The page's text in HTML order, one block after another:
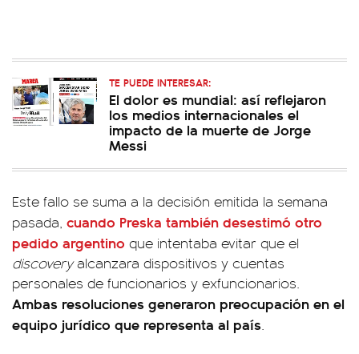
TE PUEDE INTERESAR:
El dolor es mundial: así reflejaron
los medios internacionales el
impacto de la muerte de Jorge
Messi
Este fallo se suma a la decisión emitida la semana
pasada, cuando Preska también desestimó otro
pedido argentino que intentaba evitar que el
discoveryalcanzara dispositivos y cuentas
personales de funcionarios y exfuncionarios.
Ambas resoluciones generaron preocupación en el
equipo jurídico que representa al país.